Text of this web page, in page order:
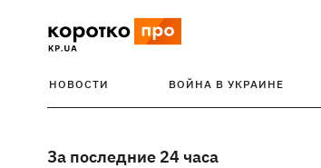
НОВОСТИ ВОЙНА В УКРАИНЕ
За последние 24 часа